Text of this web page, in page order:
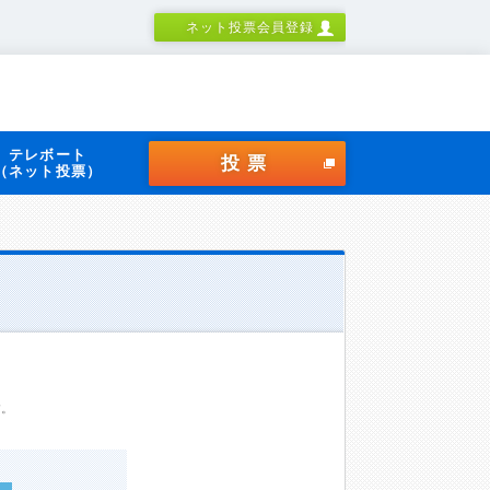
ネット投票会員登録
テレボート
（ネット投票）
投票